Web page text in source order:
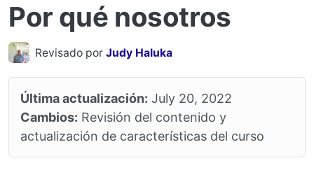
Por qué nosotros
Revisado por Judy Haluka
Última actualización: July 20, 2022
Cambios: Revisión del contenido y
actualización de características del curso